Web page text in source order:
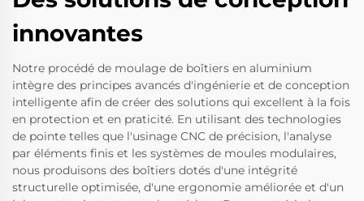
innovantes
Notre procédé de moulage de boîtiers en aluminium
intègre des principes avancés d'ingénierie et de conception
intelligente afin de créer des solutions qui excellent à la fois
en protection et en praticité. En utilisant des technologies
de pointe telles que l'usinage CNC de précision, l'analyse
par éléments finis et les systèmes de moules modulaires,
nous produisons des boîtiers dotés d'une intégrité
structurelle optimisée, d'une ergonomie améliorée et d'un